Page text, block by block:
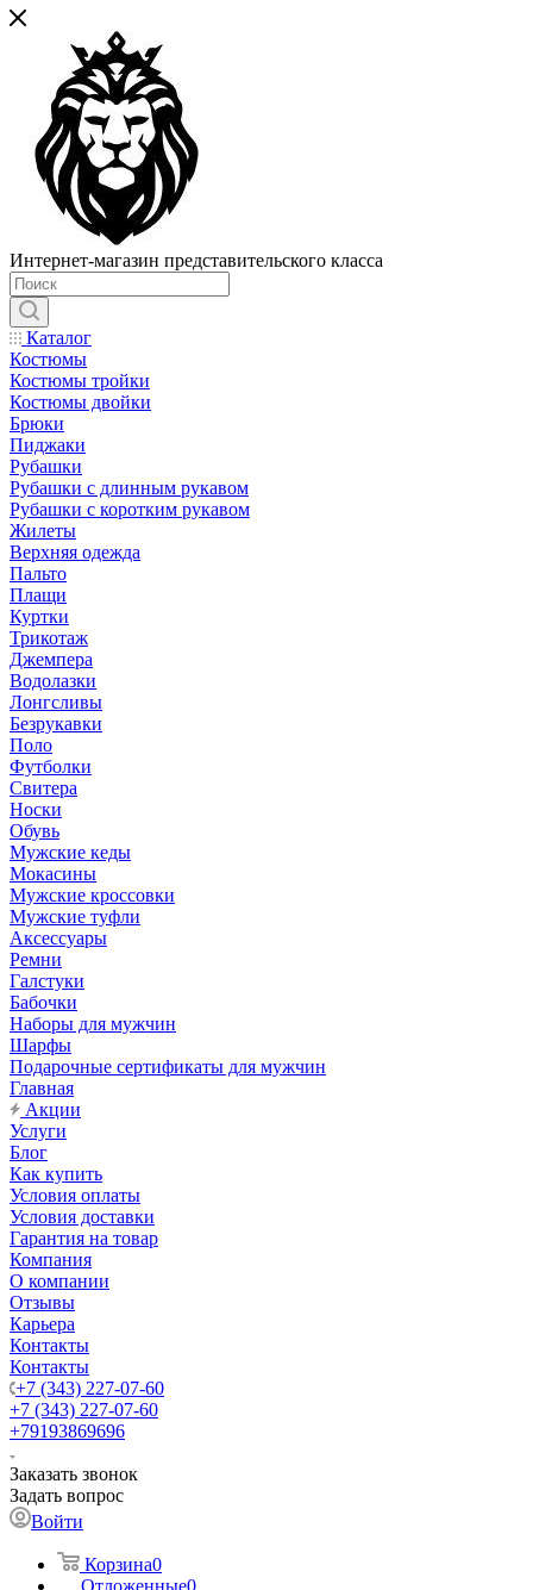
Интернет-магазин представительского класса
Каталог
Костюмы
Костюмы тройки
Костюмы двойки
Брюки
Пиджаки
Рубашки
Рубашки с длинным рукавом
Рубашки с коротким рукавом
Жилеты
Верхняя одежда
Пальто
Плащи
Куртки
Трикотаж
Джемпера
Водолазки
Лонгсливы
Безрукавки
Поло
Футболки
Свитера
Носки
Обувь
Мужские кеды
Мокасины
Мужские кроссовки
Мужские туфли
Аксессуары
Ремни
Галстуки
Бабочки
Наборы для мужчин
Шарфы
Подарочные сертификаты для мужчин
Главная
Акции
Услуги
Блог
Как купить
Условия оплаты
Условия доставки
Гарантия на товар
Компания
О компании
Отзывы
Карьера
Контакты
Контакты
+7 (343) 227-07-60
+7 (343) 227-07-60
+79193869696
Заказать звонок
Задать вопрос
Войти
Корзина0
Отложенные0